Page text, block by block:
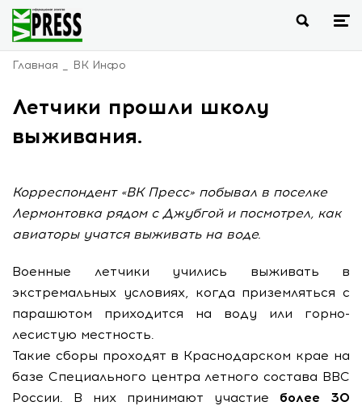
Главная ВК Инфо
Летчики прошли школу
выживания.
Корреспондент «ВК Пресс» побывал в поселке
Лермонтовка рядом с Джубгой и посмотрел, как
авиаторы учатся выживать на воде.
Военные летчики учились выживать в
экстремальных условиях, когда приземляться с
парашютом приходится на воду или горно-
лесистую местность.
Такие сборы проходят в Краснодарском крае на
базе Специального центра летного состава ВВС
России. В них принимают участие более 30